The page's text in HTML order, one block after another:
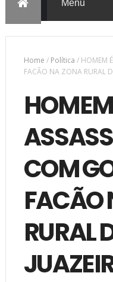
Home / Política / HOMEM
FACÃO NA ZONA RURAL
COM
FACÃO
RURAL